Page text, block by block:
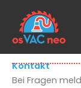
content
Kontakt
Bei Fragen